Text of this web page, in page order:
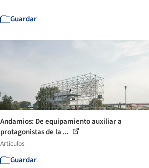
Guardar
Andamios: De equipamiento auxiliar a
protagonistas de la ...
Artículos
Guardar